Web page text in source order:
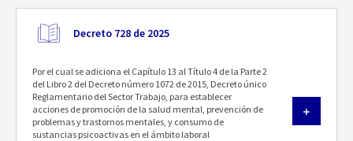
Decreto 728 de 2025
Por el cual se adiciona el Capítulo 13 al Título 4 de la Parte 2
del Libro 2 del Decreto número 1072 de 2015, Decreto único
Reglamentario del Sector Trabajo, para establecer
acciones de promoción de la salud mental, prevención de
problemas y trastornos mentales, y consumo de
sustancias psicoactivas en el ámbito laboral